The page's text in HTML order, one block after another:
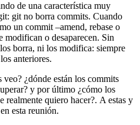
de una característica muy
git no borra commits. Cuando
un commit –amend, rebase o
modifican o desaparecen. Sin
borra, ni los modifica: siempre
anteriores.
¿dónde están los commits
y por último ¿cómo los
realmente quiero hacer?. A estas y
esta reunión.